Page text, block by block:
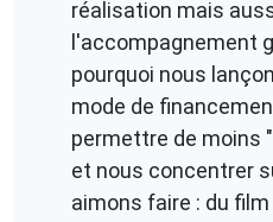
réalisation mais
l'accompagnement
pourquoi nous
mode de
permettre de moins
et nous concentrer
aimons faire : du